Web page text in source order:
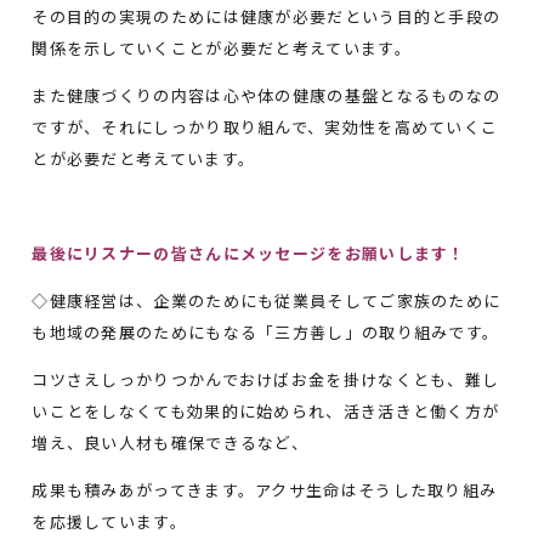
その目的の実現のためには健康が必要だという目的と手段の
関係を示していくことが必要だと考えています。
また健康づくりの内容は心や体の健康の基盤となるものなの
ですが、それにしっかり取り組んで、実効性を高めていくこ
とが必要だと考えています。
最後にリスナーの皆さんにメッセージをお願いします！
◇健康経営は、企業のためにも従業員そしてご家族のために
も地域の発展のためにもなる「三方善し」の取り組みです。
コツさえしっかりつかんでおけばお金を掛けなくとも、難し
いことをしなくても効果的に始められ、活き活きと働く方が
増え、良い人材も確保できるなど、
成果も積みあがってきます。アクサ生命はそうした取り組み
を応援しています。